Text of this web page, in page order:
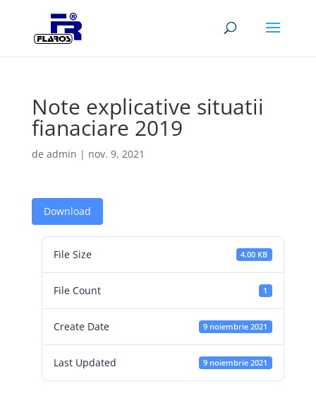
Note explicative situatii
fianaciare 2019
de admin | nov. 9, 2021
Download
File Size 4.00 KB
File Count 1
Create Date 9 noiembrie 2021
Last Updated 9 noiembrie 2021